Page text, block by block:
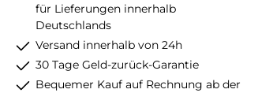
für Lieferungen innerhalb
Deutschlands
Versand innerhalb von 24h
30 Tage Geld-zurück-Garantie
Bequemer Kauf auf Rechnung ab der